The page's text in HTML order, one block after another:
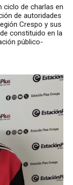
ciclo de charlas en
de autoridades
Crespo y sus
constituido en la
público-